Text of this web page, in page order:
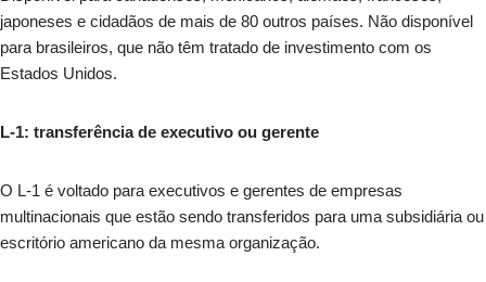
japoneses e cidadãos de mais de 80 outros países. Não disponível
para brasileiros, que não têm tratado de investimento com os
Estados Unidos.
L-1: transferência de executivo ou gerente
O L-1 é voltado para executivos e gerentes de empresas
multinacionais que estão sendo transferidos para uma subsidiária ou
escritório americano da mesma organização.